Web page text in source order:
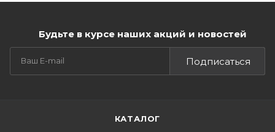
Будьте в курсе наших акций и новостей
Подписаться
КАТАЛОГ